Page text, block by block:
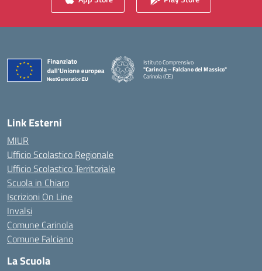
Istituto Comprensivo
"Carinola – Falciano del Massico"
Carinola (CE)
Link Esterni
MIUR
Ufficio Scolastico Regionale
Ufficio Scolastico Territoriale
Scuola in Chiaro
Iscrizioni On Line
Invalsi
Comune Carinola
Comune Falciano
La Scuola